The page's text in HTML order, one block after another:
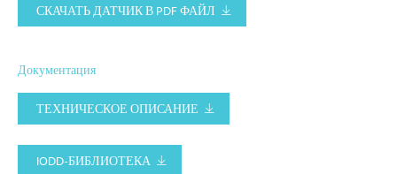
СКАЧАТЬ ДАТЧИК В PDF ФАЙЛ
Документация
ТЕХНИЧЕСКОЕ ОПИСАНИЕ
IODD-БИБЛИОТЕКА